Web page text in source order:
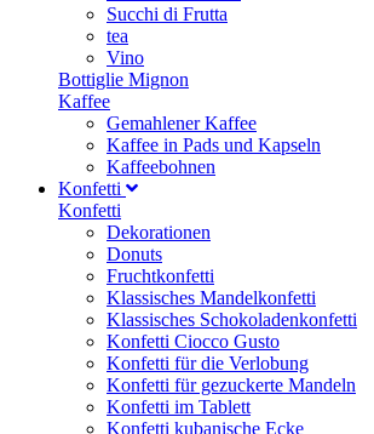
Succhi di Frutta
tea
Vino
Bottiglie Mignon
Kaffee
Gemahlener Kaffee
Kaffee in Pads und Kapseln
Kaffeebohnen
Konfetti
Konfetti
Dekorationen
Donuts
Fruchtkonfetti
Klassisches Mandelkonfetti
Klassisches Schokoladenkonfetti
Konfetti Ciocco Gusto
Konfetti für die Verlobung
Konfetti für gezuckerte Mandeln
Konfetti im Tablett
Konfetti kubanische Ecke